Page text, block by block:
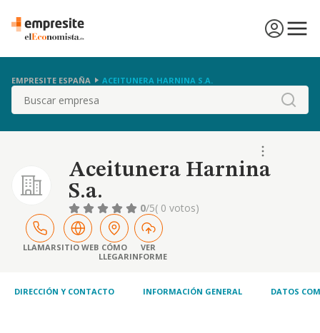
EMPRESITE ESPAÑA ACEITUNERA HARNINA S.A.
Buscar
Aceitunera Harnina
S.a.
0/5( 0 votos)
LLAMARSITIO WEB CÓMO
LLEGAR
VER
INFORME
DIRECCIÓN Y CONTACTO INFORMACIÓN GENERAL DATOS